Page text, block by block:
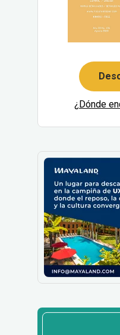
¿Dónde